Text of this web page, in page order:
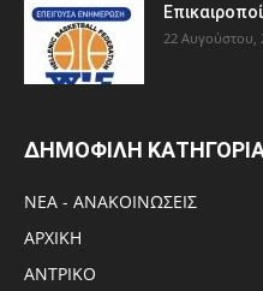
22 Αυγούστου,
ΔΗΜΟΦΙΛΗ
ΝΕΑ - ΑΝΑΚΟΙΝΩΣΕΙΣ
ΑΡΧΙΚΗ
ΑΝTΡΙΚΟ